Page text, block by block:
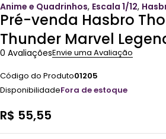
Anime e Quadrinhos, Escala 1/12,
Pré-venda Hasbro
Thunder Marvel
0 AvaliaçõesEnvie uma Avaliação
Código do Produto01205
DisponibilidadeFora de estoque
R$ 55,55